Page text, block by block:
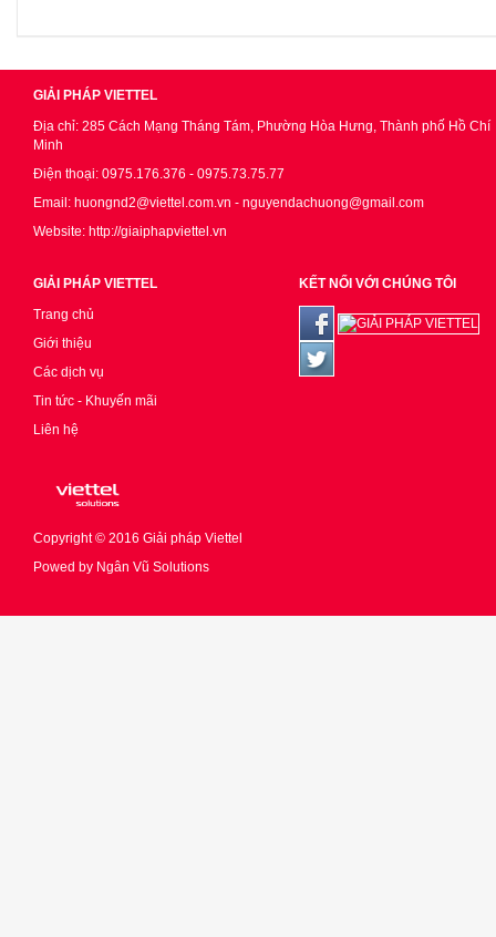
GIẢI PHÁP VIETTEL
Địa chỉ: 285 Cách Mạng Tháng Tám, Phường Hòa Hưng, Thành phố Hồ Chí
Minh
Điện thoại: 0975.176.376 - 0975.73.75.77
Email: huongnd2@viettel.com.vn - nguyendachuong@gmail.com
Website: http://giaiphapviettel.vn
GIẢI PHÁP VIETTEL
Trang chủ
Giới thiệu
Các dịch vụ
Tin tức - Khuyến mãi
Liên hệ
KẾT NỐI VỚI CHÚNG TÔI
Copyright © 2016 Giải pháp Viettel
Powed by Ngân Vũ Solutions